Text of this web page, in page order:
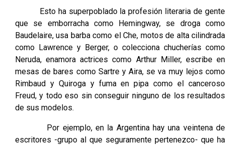
Esto ha superpoblado la profesión literaria de gente
que se emborracha como Hemingway, se droga como
Baudelaire, usa barba como el Che, motos de alta cilindrada
como Lawrence y Berger, o colecciona chucherías como
Neruda, enamora actrices como Arthur Miller, escribe en
mesas de bares como Sartre y Aira, se va muy lejos como
Rimbaud y Quiroga y fuma en pipa como el canceroso
Freud, y todo eso sin conseguir ninguno de los resultados
de sus modelos.
Por ejemplo, en la Argentina hay una veintena de
escritores -grupo al que seguramente pertenezco- que ha